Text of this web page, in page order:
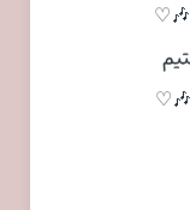
🎶♡
🎶♡